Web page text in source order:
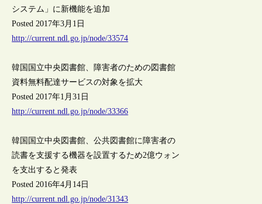
システム」に新機能を追加
Posted 2017年3月1日
http://current.ndl.go.jp/node/33574
韓国国立中央図書館、障害者のための図書館
資料無料配達サービスの対象を拡大
Posted 2017年1月31日
http://current.ndl.go.jp/node/33366
韓国国立中央図書館、公共図書館に障害者の
読書を支援する機器を設置するため2億ウォン
を支出すると発表
Posted 2016年4月14日
http://current.ndl.go.jp/node/31343